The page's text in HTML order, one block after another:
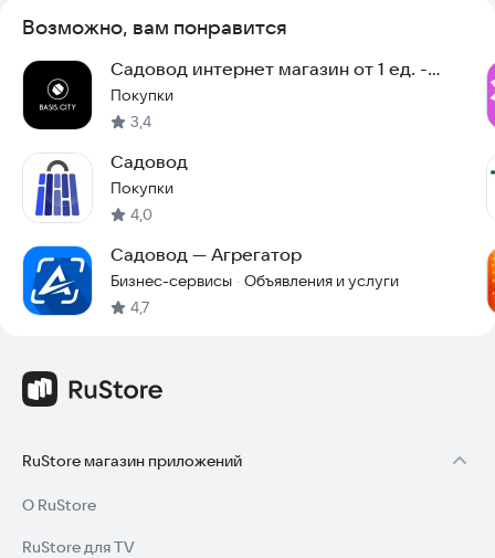
Возможно, вам понравится
Садовод интернет магазин от 1 ед. -
BAZIS
Покупки
3,4
Садовод
Покупки
4,0
Садовод — Агрегатор
Бизнес-сервисы · Объявления и услуги
4,7
RuStore магазин приложений
О RuStore
RuStore для TV